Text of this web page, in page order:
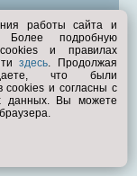
работы сайта и
Более подробную
и правилах
здесь. Продолжая
что были
и согласны с
данных. Вы можете